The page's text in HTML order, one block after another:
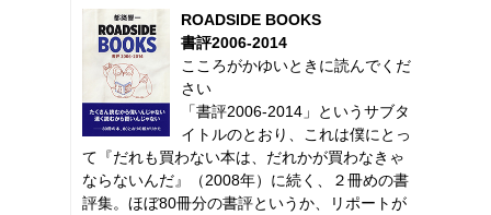
ROADSIDE BOOKS
書評2006-2014
こころがかゆいときに読んでくだ
さい
「書評2006-2014」というサブタ
イトルのとおり、これは僕にとっ
て『だれも買わない本は、だれかが買わなきゃ
ならないんだ』（2008年）に続く、２冊めの書
評集。ほぼ80冊分の書評というか、リポートが